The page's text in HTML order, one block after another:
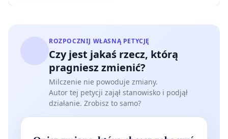
ROZPOCZNIJ WŁASNĄ PETYCJĘ
Czy jest jakaś rzecz, którą
pragniesz zmienić?
Milczenie nie powoduje zmiany.
Autor tej petycji zajął stanowisko i podjął
działanie. Zrobisz to samo?